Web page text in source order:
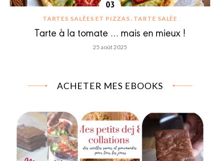
TARTES SALÉES ET PIZZAS TARTE SALÉE
Tarte à la tomate … mais en mieux !
25 août 2025
ACHETER MES EBOOKS